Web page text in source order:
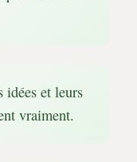
idées et leurs
vraiment.